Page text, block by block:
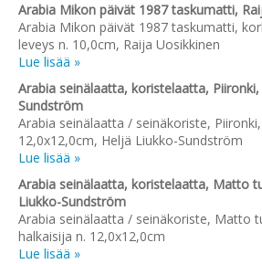
Arabia Mikon päivät 1987 taskumatti,
Arabia Mikon päivät 1987 taskumatti,
leveys n. 10,0cm, Raija Uosikkinen
Lue lisää »
Arabia seinälaatta, koristelaatta,
Sundström
Arabia seinälaatta / seinäkoriste,
12,0x12,0cm, Heljä Liukko-Sundström
Lue lisää »
Arabia seinälaatta, koristelaatta, Matto
Liukko-Sundström
Arabia seinälaatta / seinäkoriste, Matto
halkaisija n. 12,0x12,0cm
Lue lisää »